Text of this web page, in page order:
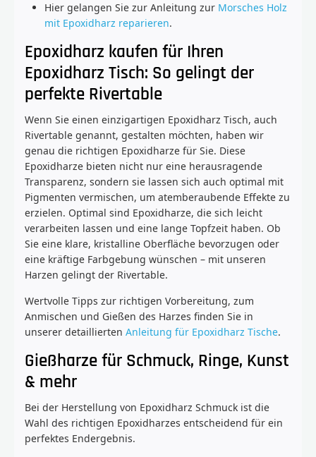
Hier gelangen Sie zur Anleitung zur Morsches Holz
mit Epoxidharz reparieren.
Epoxidharz kaufen für Ihren
Epoxidharz Tisch: So gelingt der
perfekte Rivertable
Wenn Sie einen einzigartigen Epoxidharz Tisch, auch
Rivertable genannt, gestalten möchten, haben wir
genau die richtigen Epoxidharze für Sie. Diese
Epoxidharze bieten nicht nur eine herausragende
Transparenz, sondern sie lassen sich auch optimal mit
Pigmenten vermischen, um atemberaubende Effekte zu
erzielen. Optimal sind Epoxidharze, die sich leicht
verarbeiten lassen und eine lange Topfzeit haben. Ob
Sie eine klare, kristalline Oberfläche bevorzugen oder
eine kräftige Farbgebung wünschen – mit unseren
Harzen gelingt der Rivertable.
Wertvolle Tipps zur richtigen Vorbereitung, zum
Anmischen und Gießen des Harzes finden Sie in
unserer detaillierten Anleitung für Epoxidharz Tische.
Gießharze für Schmuck, Ringe, Kunst
& mehr
Bei der Herstellung von Epoxidharz Schmuck ist die
Wahl des richtigen Epoxidharzes entscheidend für ein
perfektes Endergebnis.